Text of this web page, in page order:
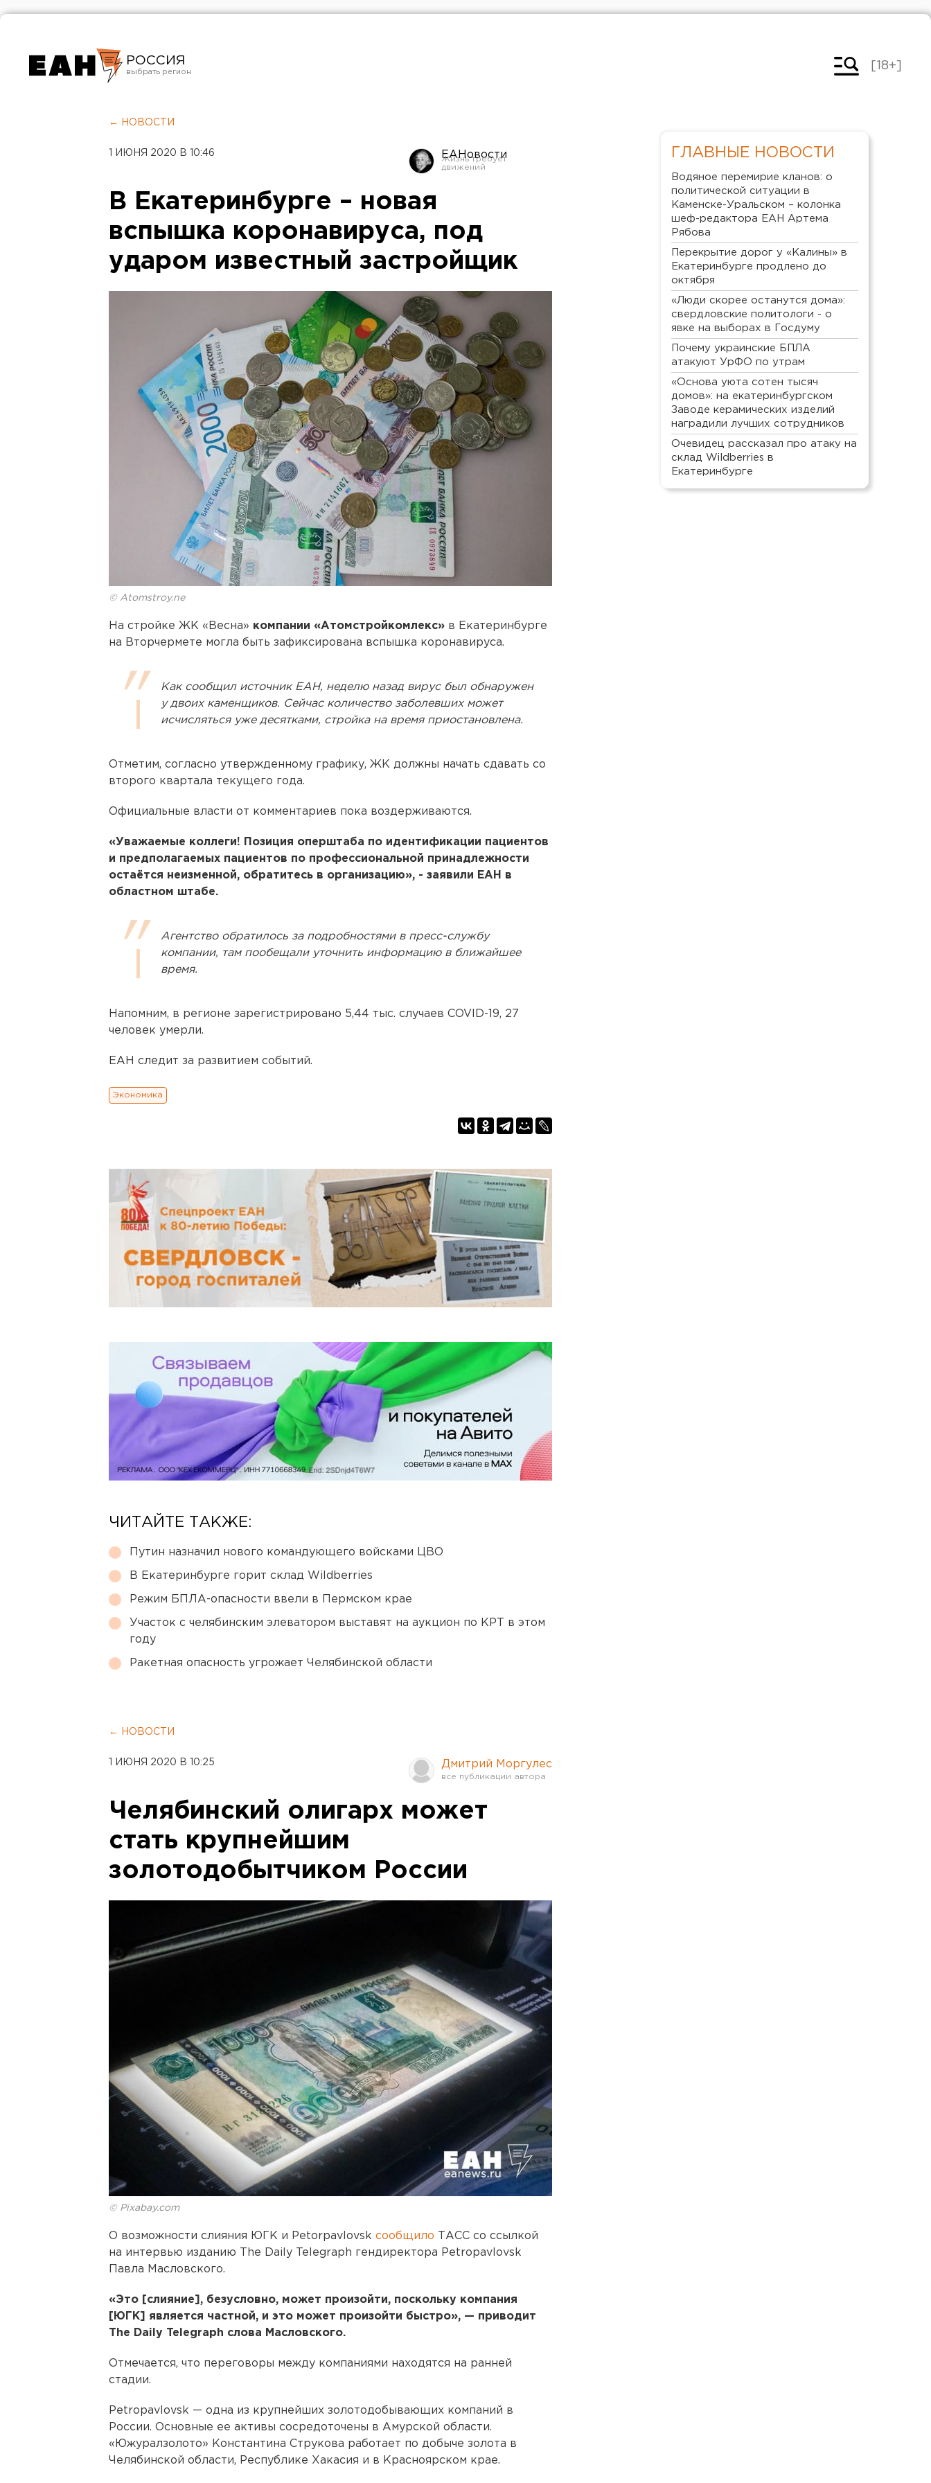
РОССИЯ
Челябинск
[18+]
← НОВОСТИ
1 ИЮНЯ 2020 В 10:46 ЕАНовости
В Екатеринбурге – новая
вспышка коронавируса, под
ударом известный застройщик
© Atomstroy.ne
На стройке ЖК «Весна» компании «Атомстройкомлекс» в Екатеринбурге
на Вторчермете могла быть зафиксирована вспышка коронавируса.
Как сообщил источник ЕАН, неделю назад вирус был обнаружен
у двоих каменщиков. Сейчас количество заболевших может
исчисляться уже десятками, стройка на время приостановлена.
Отметим, согласно утвержденному графику, ЖК должны начать сдавать со
второго квартала текущего года.
Официальные власти от комментариев пока воздерживаются.
«Уважаемые коллеги! Позиция оперштаба по идентификации пациентов
и предполагаемых пациентов по профессиональной принадлежности
остаётся неизменной, обратитесь в организацию», - заявили ЕАН в
областном штабе.
Агентство обратилось за подробностями в пресс-службу
компании, там пообещали уточнить информацию в ближайшее
время.
Напомним, в регионе зарегистрировано 5,44 тыс. случаев COVID-19, 27
человек умерли.
ЕАН следит за развитием событий.
Экономика
ЧИТАЙТЕ ТАКЖЕ:
Путин назначил нового командующего войсками ЦВО
В Екатеринбурге горит склад Wildberries
Режим БПЛА-опасности ввели в Пермском крае
Участок с челябинским элеватором выставят на аукцион по КРТ в этом
году
Ракетная опасность угрожает Челябинской области
← НОВОСТИ
1 ИЮНЯ 2020 В 10:25 Дмитрий Моргулес
Челябинский олигарх может
стать крупнейшим
золотодобытчиком России
© Pixabay.com
О возможности слияния ЮГК и Petorpavlovsk сообщило ТАСС со ссылкой
на интервью изданию The Daily Telegraph гендиректора Petropavlovsk
Павла Масловского.
«Это [слияние], безусловно, может произойти, поскольку компания
[ЮГК] является частной, и это может произойти быстро», — приводит
The Daily Telegraph слова Масловского.
Отмечается, что переговоры между компаниями находятся на ранней
стадии.
Petropavlovsk — одна из крупнейших золотодобывающих компаний в
России. Основные ее активы сосредоточены в Амурской области.
«Южуралзолото» Константина Струкова работает по добыче золота в
Челябинской области, Республике Хакасия и в Красноярском крае.
ГЛАВНЫЕ НОВОСТИ
Водяное перемирие кланов: о
политической ситуации в
Каменске-Уральском – колонка
шеф-редактора ЕАН Артема
Рябова
Перекрытие дорог у «Калины» в
Екатеринбурге продлено до
октября
«Люди скорее останутся дома»:
свердловские политологи - о
явке на выборах в Госдуму
Почему украинские БПЛА
атакуют УрФО по утрам
«Основа уюта сотен тысяч
домов»: на екатеринбургском
Заводе керамических изделий
наградили лучших сотрудников
Очевидец рассказал про атаку на
склад Wildberries в
Екатеринбурге